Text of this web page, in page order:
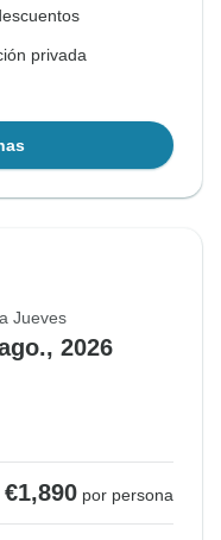
privada
Jueves
2026
€1,890 por persona